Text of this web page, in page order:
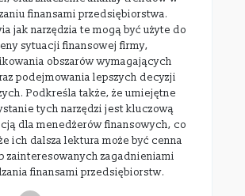
finansami przedsiębiorstwa.
jak narzędzia te mogą być użyte do
sytuacji finansowej firmy,
obszarów wymagających
podejmowania lepszych decyzji
Podkreśla także, że umiejętne
tych narzędzi jest kluczową
dla menedżerów finansowych, co
ich dalsza lektura może być cenna
zainteresowanych zagadnieniami
finansami przedsiębiorstw.